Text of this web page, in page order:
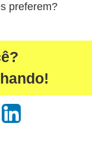
preferem?